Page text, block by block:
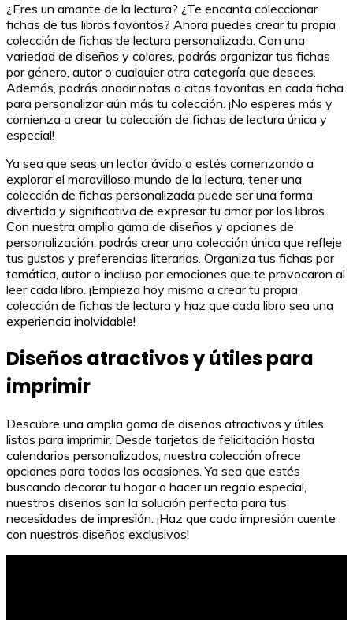
¿Eres un amante de la lectura? ¿Te encanta coleccionar
fichas de tus libros favoritos? Ahora puedes crear tu propia
colección de fichas de lectura personalizada. Con una
variedad de diseños y colores, podrás organizar tus fichas
por género, autor o cualquier otra categoría que desees.
Además, podrás añadir notas o citas favoritas en cada ficha
para personalizar aún más tu colección. ¡No esperes más y
comienza a crear tu colección de fichas de lectura única y
especial!
Ya sea que seas un lector ávido o estés comenzando a
explorar el maravilloso mundo de la lectura, tener una
colección de fichas personalizada puede ser una forma
divertida y significativa de expresar tu amor por los libros.
Con nuestra amplia gama de diseños y opciones de
personalización, podrás crear una colección única que refleje
tus gustos y preferencias literarias. Organiza tus fichas por
temática, autor o incluso por emociones que te provocaron al
leer cada libro. ¡Empieza hoy mismo a crear tu propia
colección de fichas de lectura y haz que cada libro sea una
experiencia inolvidable!
Diseños atractivos y útiles para
imprimir
Descubre una amplia gama de diseños atractivos y útiles
listos para imprimir. Desde tarjetas de felicitación hasta
calendarios personalizados, nuestra colección ofrece
opciones para todas las ocasiones. Ya sea que estés
buscando decorar tu hogar o hacer un regalo especial,
nuestros diseños son la solución perfecta para tus
necesidades de impresión. ¡Haz que cada impresión cuente
con nuestros diseños exclusivos!